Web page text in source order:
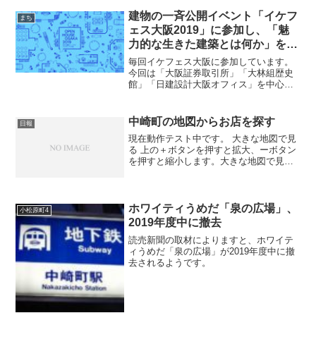
まち
建物の一斉公開イベント「イケフ
ェス大阪2019」に参加し、「魅
力的な生きた建築とは何か」を考
えました。
毎回イケフェス大阪に参加しています。
今回は「大阪証券取引所」「大林組歴史
館」「日建設計大阪オフィス」を中心に
日報 中崎町の地図からお店を探す
現在動作テスト中です。 大きな地図で見
る 上の＋ボタンを押すと拡大、ーボタン
を押すと縮小します。大きな地図で見
小松原町4
ホワイティうめだ「泉の広場」、
2019年度中に撤去
読売新聞の取材によりますと、ホワイテ
ィうめだ「泉の広場」が2019年度中に撤
去されるようです。